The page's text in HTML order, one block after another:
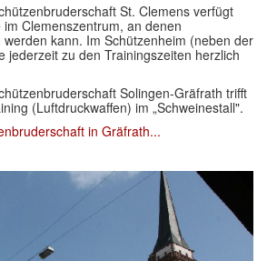
St. Clemens verfügt
Clemenszentrum, an denen
kann. Im Schützenheim (neben der
jederzeit zu den Trainingszeiten herzlich
Solingen-Gräfrath trifft
(Luftdruckwaffen) im „Schweinestall".
in Gräfrath...